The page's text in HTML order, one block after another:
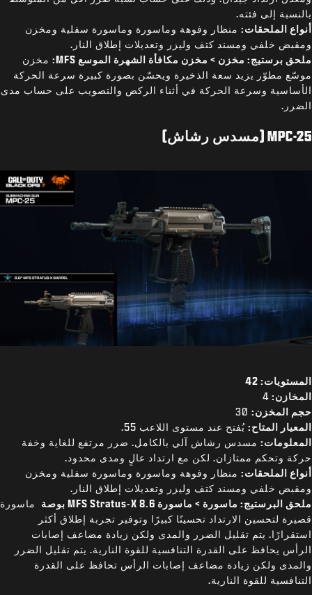
بالنسبة إلى فئته.
أنواع الملحقات: منظار وفوهة وماسورة وماسورة سفلية ومخزن
ومقبض خلفي ومسند كتف وليزر وتعديلات إطلاق النار.
ملحق برستيج: مخزن > مخزن مكافأة الشهرة الموسع MFS:
مخزن
موسّع مطوّر يزيد سعة الذخيرة ويحسّن بصورة كبيرة سرعة الحركة
الأساسية وسرعة الحركة في أثناء الركض والتصويب على حساب مدى
الضرر.
MPC-25 (مسدس رشاش)
المستويات: 42
المخازن: 4
حجم المخزن:
المعيار المتاح: يُفتح عند مستوى اللاعب 55.
المعلومات: مسدس رشاش آلي بالكامل. ضرر مرتفع للغاية وخفة
حركة وتحكم ممتازان. لكن مع ارتداد عالٍ ومدى محدود.
أنواع الملحقات: منظار وفوهة وماسورة وماسورة سفلية ومخزن
ومقبض خلفي ومسند كتف وليزر وتعديلات إطلاق النار.
ملحق البرستيج: ماسورة > ماسورة MFS Stratus-X 8.6 بوصة
ماسورة
قصيرة لتحسين الارتداد تحسينًا كبيرًا وتوفير تجربة إطلاق أكثر
استقرارًا. يتم تقليل الضرر والمدى ولكن زيادة مضاعف إصابات
الرأس يحافظ على القدرة التنافسية للقوة النارية. يتم تقليل الضرر
والمدى ولكن زيادة مضاعف إصابات الرأس تحافظ على القدرة
التنافسية للقوة النارية.